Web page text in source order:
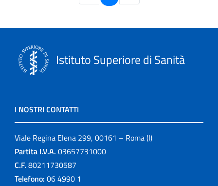
Istituto Superiore di Sanità
I NOSTRI CONTATTI
Viale Regina Elena 299, 00161 – Roma (I)
Partita I.V.A. 03657731000
C.F. 80211730587
Telefono: 06 4990 1